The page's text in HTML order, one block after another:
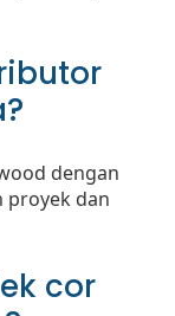
dengan
proyek dan
cor